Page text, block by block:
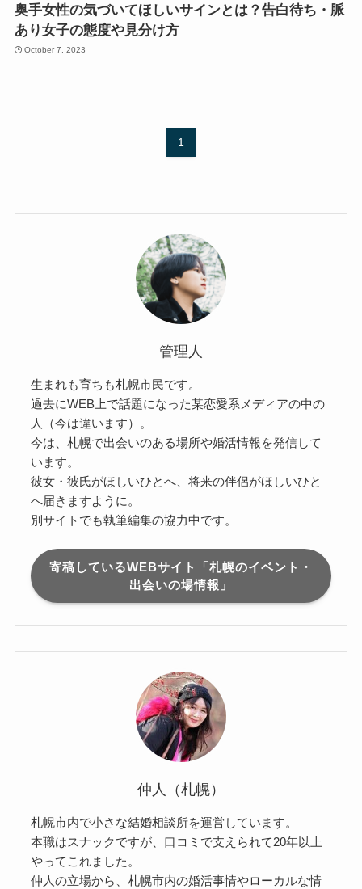
奥手女性の気づいてほしいサインとは？告白待ち・脈
あり女子の態度や見分け方
October 7, 2023
1
管理人
生まれも育ちも札幌市民です。
過去にWEB上で話題になった某恋愛系メディアの中の
人（今は違います）。
今は、札幌で出会いのある場所や婚活情報を発信して
います。
彼女・彼氏がほしいひとへ、将来の伴侶がほしいひと
へ届きますように。
別サイトでも執筆編集の協力中です。
寄稿しているWEBサイト「札幌のイベント・
出会いの場情報」
仲人（札幌）
札幌市内で小さな結婚相談所を運営しています。
本職はスナックですが、口コミで支えられて20年以上
やってこれました。
仲人の立場から、札幌市内の婚活事情やローカルな情